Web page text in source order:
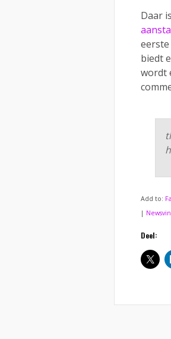
Daar
biedt
wordt
Add to:
|
Deel: